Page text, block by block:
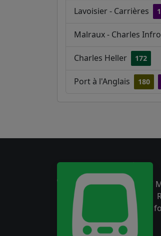
Lavoisier - Carrières
Malraux - Charles
Charles Heller 172
Port à l'Anglais 180